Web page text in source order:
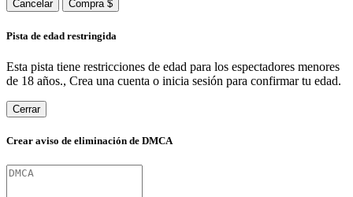
Cancelar Compra $
Pista de edad restringida
Esta pista tiene restricciones de edad para los espectadores menores
de 18 años., Crea una cuenta o inicia sesión para confirmar tu edad.
Cerrar
Crear aviso de eliminación de DMCA